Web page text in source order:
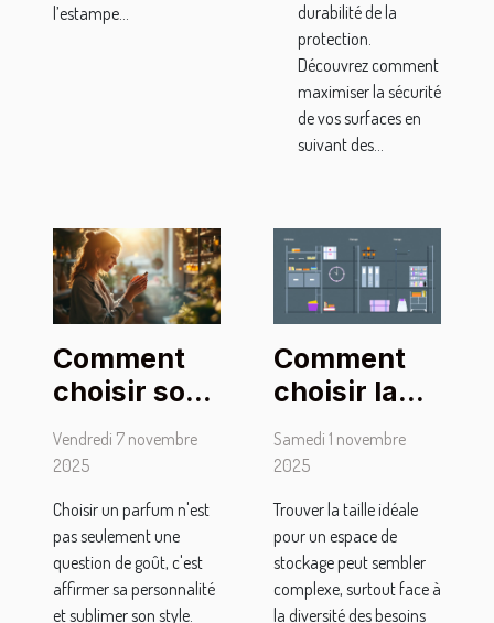
l’estampe...
durabilité de la
protection.
Découvrez comment
maximiser la sécurité
de vos surfaces en
suivant des...
Comment
choisir son
parfum
pour
son style
personnel ?
Vendredi 7 novembre
2025
Choisir un parfum n'est
pas seulement une
question de goût, c'est
affirmer sa personnalité
et sublimer son style.
Comment
choisir la
taille
optimale
espace de
stockage ?
Samedi 1 novembre
2025
Trouver la taille idéale
pour un espace de
stockage peut sembler
complexe, surtout face à
la diversité des besoins